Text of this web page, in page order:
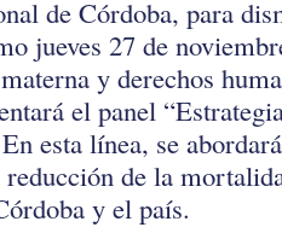
de Córdoba, para
jueves 27 de
y derechos
el panel
esta línea, se
de la
y el país.